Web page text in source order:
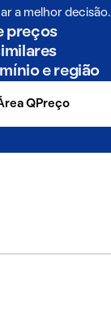
a melhor decisão.
preços
e região
QPreço